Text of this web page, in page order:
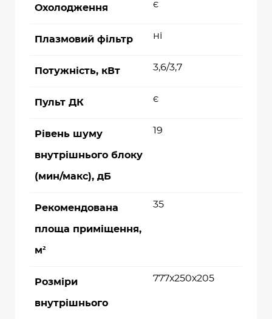
Охолодження є
Плазмовий фільтр ні
Потужність, кВт 3,6/3,7
Пульт ДК є
Рівень шуму
внутрішнього блоку
(мин/макс), дБ
19
Рекомендована
площа приміщення,
м²
35
Розміри
внутрішнього
777х250х205